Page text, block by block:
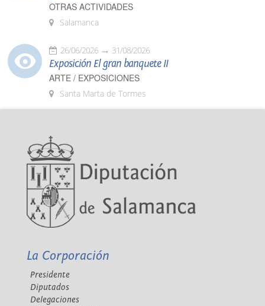
OTRAS ACTIVIDADES
Salamanca
26/06/2026 31/08/2026
Exposición El gran banquete II
ARTE / EXPOSICIONES
Santa Marta de Tormes
La Corporación
Presidente
Diputados
Delegaciones